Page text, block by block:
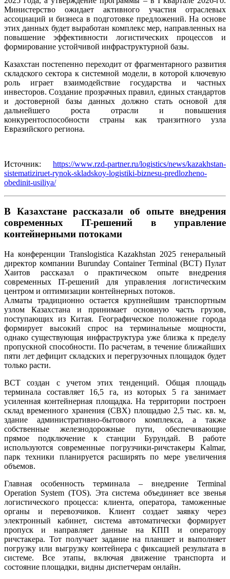
Министерство ожидает активного участия отраслевых
ассоциаций и бизнеса в подготовке предложений. На основе
этих данных будет выработан комплекс мер, направленных на
повышение эффективности логистических процессов и
формирование устойчивой инфраструктурной базы.
Казахстан постепенно переходит от фрагментарного развития
складского сектора к системной модели, в которой ключевую
роль играет взаимодействие государства и частных
инвесторов. Создание прозрачных правил, единых стандартов
и достоверной базы данных должно стать основой для
дальнейшего роста отрасли и повышения
конкурентоспособности страны как транзитного узла
Евразийского региона.
Источник: https://www.rzd-partner.ru/logistics/news/kazakhstan-
sistematiziruet-rynok-skladskoy-logistiki-biznesu-predlozheno-
obedinit-usiliya/
В Казахстане рассказали об опыте внедрения
современных IT-решений в управление
контейнерными потоками
На конференции Translogistica Kazakhstan 2025 генеральный
директор компании Burunday Container Terminal (BCT) Пулат
Хаитов рассказал о практическом опыте внедрения
современных IT-решений для управления логистическим
центром и оптимизации контейнерных потоков.
Алматы традиционно остается крупнейшим транспортным
узлом Казахстана и принимает основную часть грузов,
поступающих из Китая. Географическое положение города
формирует высокий спрос на терминальные мощности,
однако существующая инфраструктура уже близка к пределу
пропускной способности. По расчетам, в течение ближайших
пяти лет дефицит складских и перегрузочных площадок будет
только расти.
BCT создан с учетом этих тенденций. Общая площадь
терминала составляет 16,5 га, из которых 5 га занимает
усиленная контейнерная площадка. На территории построен
склад временного хранения (СВХ) площадью 2,5 тыс. кв. м,
здание административно-бытового комплекса, а также
собственные железнодорожные пути, обеспечивающие
прямое подключение к станции Бурундай. В работе
используются современные погрузчики-ричстакеры Kalmar,
парк техники планируется расширять по мере увеличения
объемов.
Главная особенность терминала – внедрение Terminal
Operation System (TOS). Эта система объединяет все звенья
логистического процесса: клиента, оператора, таможенные
органы и перевозчиков. Клиент создает заявку через
электронный кабинет, система автоматически формирует
пропуск и направляет данные на КПП и оператору
ричстакера. Тот получает задание на планшет и выполняет
погрузку или выгрузку контейнера с фиксацией результата в
системе. Все этапы, включая движение транспорта и
состояние площадки, видны диспетчерам онлайн.